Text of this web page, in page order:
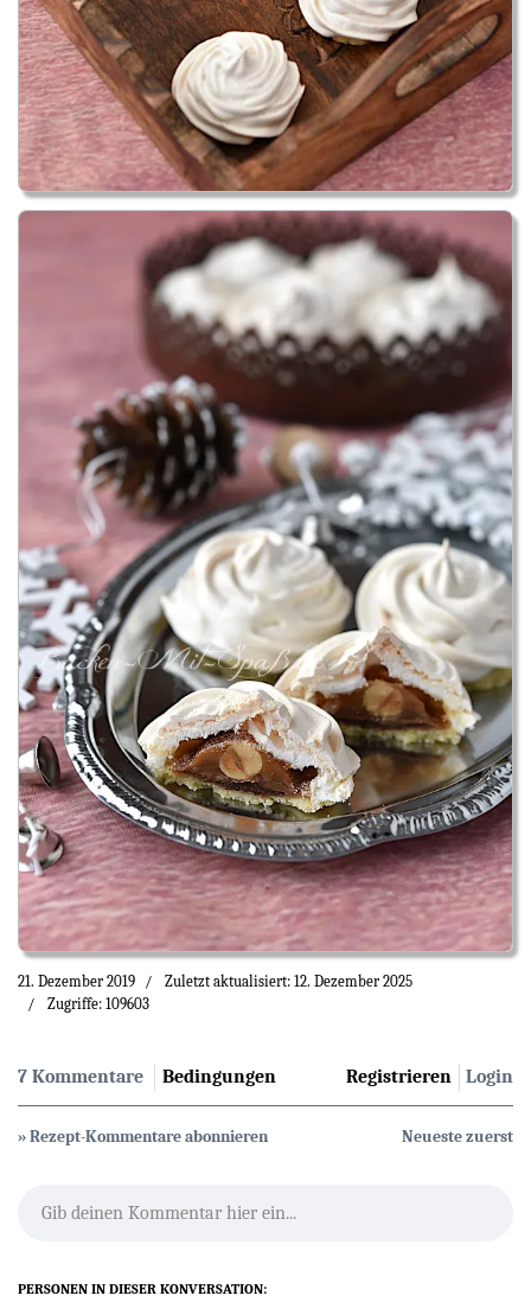
21. Dezember 2019
Zuletzt aktualisiert: 12. Dezember 2025
Zugriffe: 109603
7 Kommentare Bedingungen Login
Registrieren
» Rezept-Kommentare abonnieren Neueste zuerst
Gib deinen Kommentar hier ein...
PERSONEN IN DIESER KONVERSATION: